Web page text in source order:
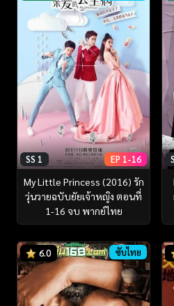
SS 1 EP 1-16
My Little Princess (2016) รัก
วุ่นวายฉบับยัยเจ้าหญิง ตอนที่
1-16 จบ พากย์ไทย
6.0 ซับไทย